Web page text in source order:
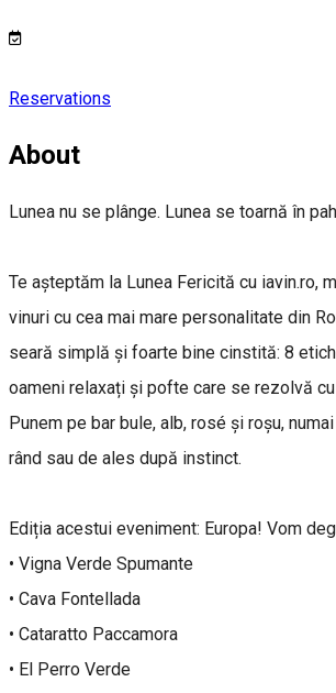
Reservations
About
Lunea nu se plânge. Lunea se toarnă în
Te așteptăm la Lunea Fericită cu iavin.ro,
vinuri cu cea mai mare personalitate din
seară simplă și foarte bine cinstită: 8
oameni relaxați și pofte care se rezolvă cu
Punem pe bar bule, alb, rosé și roșu,
rând sau de ales după instinct.
Ediția acestui eveniment: Europa! Vom
• Vigna Verde Spumante
• Cava Fontellada
• Cataratto Paccamora
• El Perro Verde